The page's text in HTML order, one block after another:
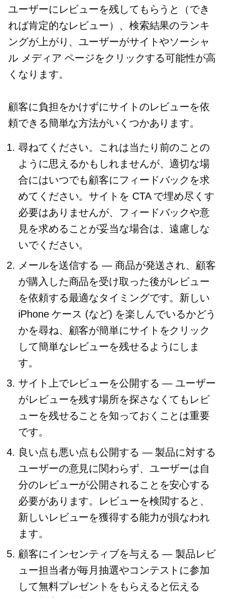
ユーザーにレビューを残してもらうと（でき
れば肯定的なレビュー）、検索結果のランキ
ングが上がり、ユーザーがサイトやソーシャ
ル メディア ページをクリックする可能性が高
くなります。
顧客に負担をかけずにサイトのレビューを依
頼できる簡単な方法がいくつかあります。
尋ねてください。これは当たり前のことの
ように思えるかもしれませんが、適切な場
合にはいつでも顧客にフィードバックを求
めてください。サイトを CTA で埋め尽くす
必要はありませんが、フィードバックや意
見を求めることが妥当な場合は、遠慮しな
いでください。
メールを送信する — 商品が発送され、顧客
が購入した商品を受け取った後がレビュー
を依頼する最適なタイミングです。新しい
iPhone ケース (など) を楽しんでいるかどう
かを尋ね、顧客が簡単にサイトをクリック
して簡単なレビューを残せるようにしま
す。
サイト上でレビューを公開する — ユーザー
がレビューを残す場所を探さなくてもレビ
ューを残せることを知っておくことは重要
です。
良い点も悪い点も公開する — 製品に対する
ユーザーの意見に関わらず、ユーザーは自
分のレビューが公開されることを安心する
必要があります。レビューを検閲すると、
新しいレビューを獲得する能力が損なわれ
ます。
顧客にインセンティブを与える — 製品レビ
ュー担当者が毎月抽選やコンテストに参加
して無料プレゼントをもらえると伝える